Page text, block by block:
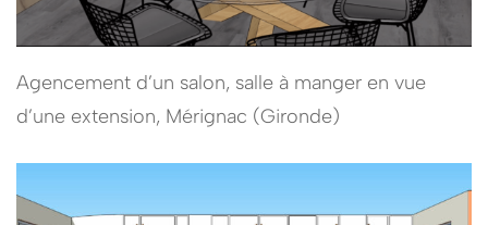
Agencement d’un salon, salle à manger en vue
d’une extension, Mérignac (Gironde)